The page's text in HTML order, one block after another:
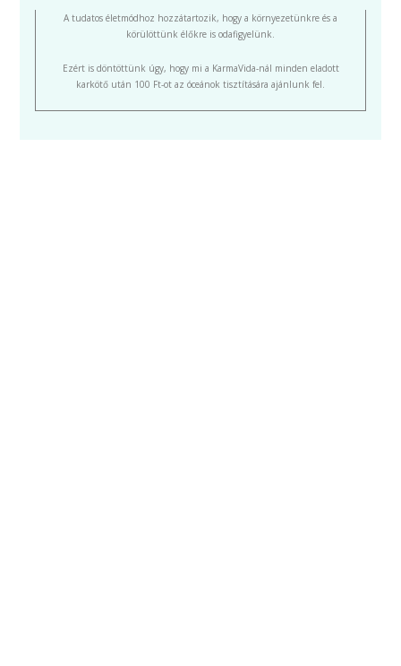
A tudatos életmódhoz hozzátartozik, hogy a környezetünkre és a
körülöttünk élőkre is odafigyelünk.
Ezért is döntöttünk úgy, hogy mi a KarmaVida-nál minden eladott
karkötő után 100 Ft-ot az óceánok tisztítására ajánlunk fel.